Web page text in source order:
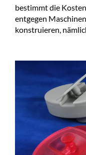
bestimmt die
entgegen
konstruieren,